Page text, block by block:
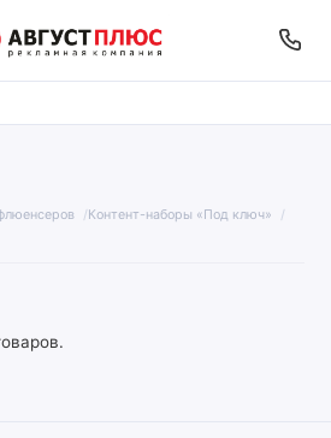
Контент-наборы «Под ключ»